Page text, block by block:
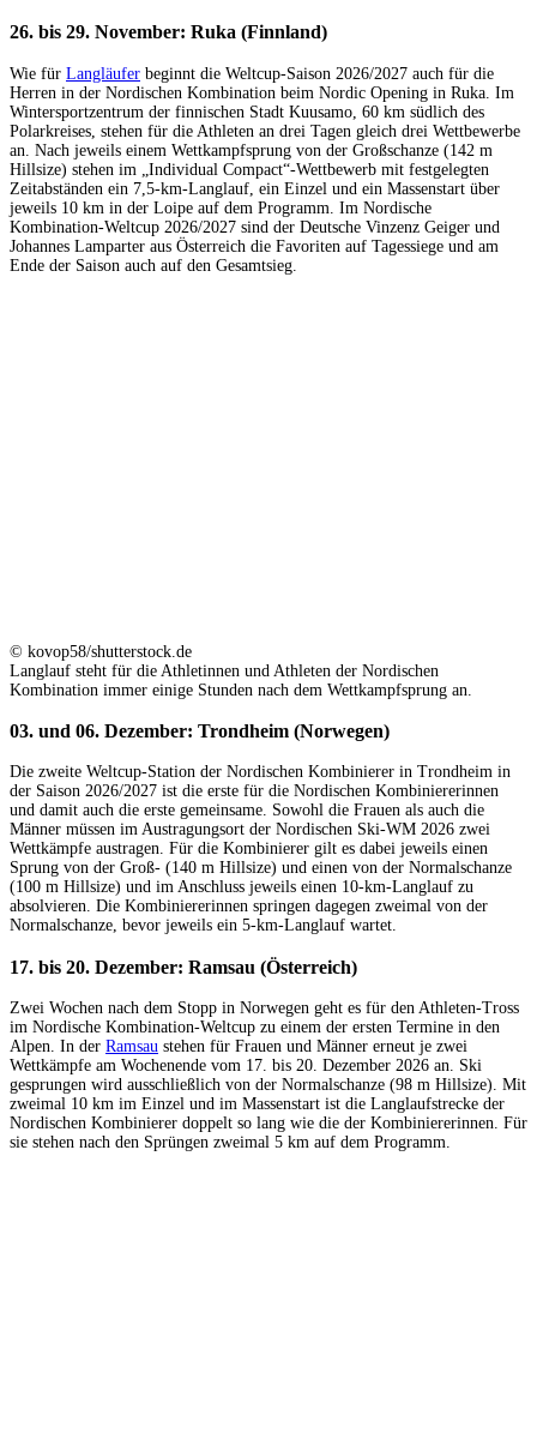
26. bis 29. November: Ruka (Finnland)
Wie für Langläufer beginnt die Weltcup-Saison 2026/2027 auch für die
Herren in der Nordischen Kombination beim Nordic Opening in Ruka. Im
Wintersportzentrum der finnischen Stadt Kuusamo, 60 km südlich des
Polarkreises, stehen für die Athleten an drei Tagen gleich drei Wettbewerbe
an. Nach jeweils einem Wettkampfsprung von der Großschanze (142 m
Hillsize) stehen im „Individual Compact“-Wettbewerb mit festgelegten
Zeitabständen ein 7,5-km-Langlauf, ein Einzel und ein Massenstart über
jeweils 10 km in der Loipe auf dem Programm. Im Nordische
Kombination-Weltcup 2026/2027 sind der Deutsche Vinzenz Geiger und
Johannes Lamparter aus Österreich die Favoriten auf Tagessiege und am
Ende der Saison auch auf den Gesamtsieg.
© kovop58/shutterstock.de
Langlauf steht für die Athletinnen und Athleten der Nordischen
Kombination immer einige Stunden nach dem Wettkampfsprung an.
03. und 06. Dezember: Trondheim (Norwegen)
Die zweite Weltcup-Station der Nordischen Kombinierer in Trondheim in
der Saison 2026/2027 ist die erste für die Nordischen Kombiniererinnen
und damit auch die erste gemeinsame. Sowohl die Frauen als auch die
Männer müssen im Austragungsort der Nordischen Ski-WM 2026 zwei
Wettkämpfe austragen. Für die Kombinierer gilt es dabei jeweils einen
Sprung von der Groß- (140 m Hillsize) und einen von der Normalschanze
(100 m Hillsize) und im Anschluss jeweils einen 10-km-Langlauf zu
absolvieren. Die Kombiniererinnen springen dagegen zweimal von der
Normalschanze, bevor jeweils ein 5-km-Langlauf wartet.
17. bis 20. Dezember: Ramsau (Österreich)
Zwei Wochen nach dem Stopp in Norwegen geht es für den Athleten-Tross
im Nordische Kombination-Weltcup zu einem der ersten Termine in den
Alpen. In der Ramsau stehen für Frauen und Männer erneut je zwei
Wettkämpfe am Wochenende vom 17. bis 20. Dezember 2026 an. Ski
gesprungen wird ausschließlich von der Normalschanze (98 m Hillsize). Mit
zweimal 10 km im Einzel und im Massenstart ist die Langlaufstrecke der
Nordischen Kombinierer doppelt so lang wie die der Kombiniererinnen. Für
sie stehen nach den Sprüngen zweimal 5 km auf dem Programm.